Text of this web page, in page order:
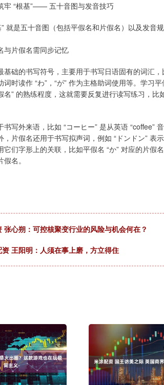
牢 “根基”—— 五十音图与发音技巧
” 就是五十音图（包括平假名和片假名）以及发
与片假名需同步记忆
础的书写符号，主要用于书写日语固有的词汇，
词时读作 “わ”，“が” 作为主格助词使用等。学习
名” 的熟练程度，这就需要反复进行读写练习，
写外来语，比如 “コーヒー” 是从英语 “coffee”
，片假名还用于书写拟声词，例如 “ドンドン”
它们字形上的关联，比如平假名 “か” 对应的片假
名。
张心朔：可控核聚变行业的风险与机会何在？
王阳明：人须在事上磨，方立得住